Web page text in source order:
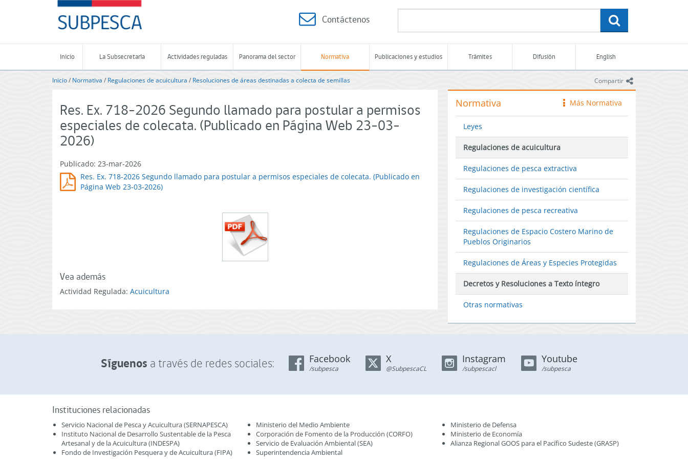
-
Subsecretaría
de
Pesca
Acuicultura
-
de
Chile
Contáctenos
Inicio La Subsecretaría Actividades reguladas Panorama del sector Normativa Publicaciones y estudios Trámites Difusión English
Compartir icono
Inicio/ Normativa / Regulaciones de acuicultura / Resoluciones de áreas destinadas a colecta de semillas
Res. Ex. 718-2026 Segundo llamado para postular a permisos
especiales de colecata. (Publicado en Página Web 23-03-
2026)
Publicado: 23-mar-2026
Res. Ex. 718-2026 Segundo llamado para postular a permisos especiales de colecata. (Publicado en
Página Web 23-03-2026)
Vea además
Actividad Regulada: Acuicultura
icono
Más Normativa
Normativa
Leyes
Regulaciones de acuicultura
Regulaciones de pesca extractiva
Regulaciones de investigación científica
Regulaciones de pesca recreativa
Regulaciones de Espacio Costero Marino de
Pueblos Originarios
Regulaciones de Áreas y Especies Protegidas
Decretos y Resoluciones a Texto íntegro
Otras normativas
Síguenos a través de redes sociales: Facebook
/subpesca
X
@SubpescaCL
Instagram
/subpescacl
Youtube
/subpesca
Instituciones relacionadas
Servicio Nacional de Pesca y Acuicultura (SERNAPESCA)
Instituto Nacional de Desarrollo Sustentable de la Pesca
Artesanal y de la Acuicultura (INDESPA)
Fondo de Investigación Pesquera y de Acuicultura (FIPA)
Ministerio del Medio Ambiente
Corporación de Fomento de la Producción (CORFO)
Servicio de Evaluación Ambiental (SEA)
Superintendencia Ambiental
Ministerio de Defensa
Ministerio de Economía
Alianza Regional GOOS para el Pacífico Sudeste (GRASP)